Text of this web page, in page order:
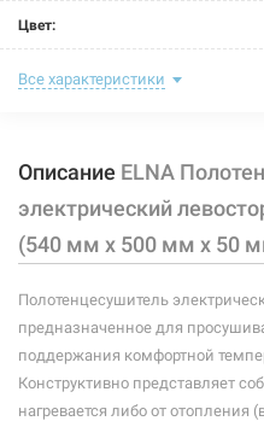
Цвет:
Ширина:
Высота:
Мощность:
Максимальная температура:
Тип подключения:
Материал корпуса:
Все характеристики
Описание ELNA
электрический
(540 мм х 500 мм х 50
Полотенцесушитель
предназначенное для
поддержания комфортной
Конструктивно представляет
нагревается либо от отопления